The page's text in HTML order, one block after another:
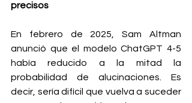
precisos
En febrero de 2025, Sam Altman
anunció que el modelo ChatGPT 4-5
había reducido a la mitad la
probabilidad de alucinaciones. Es
decir, sería difícil que vuelva a suceder